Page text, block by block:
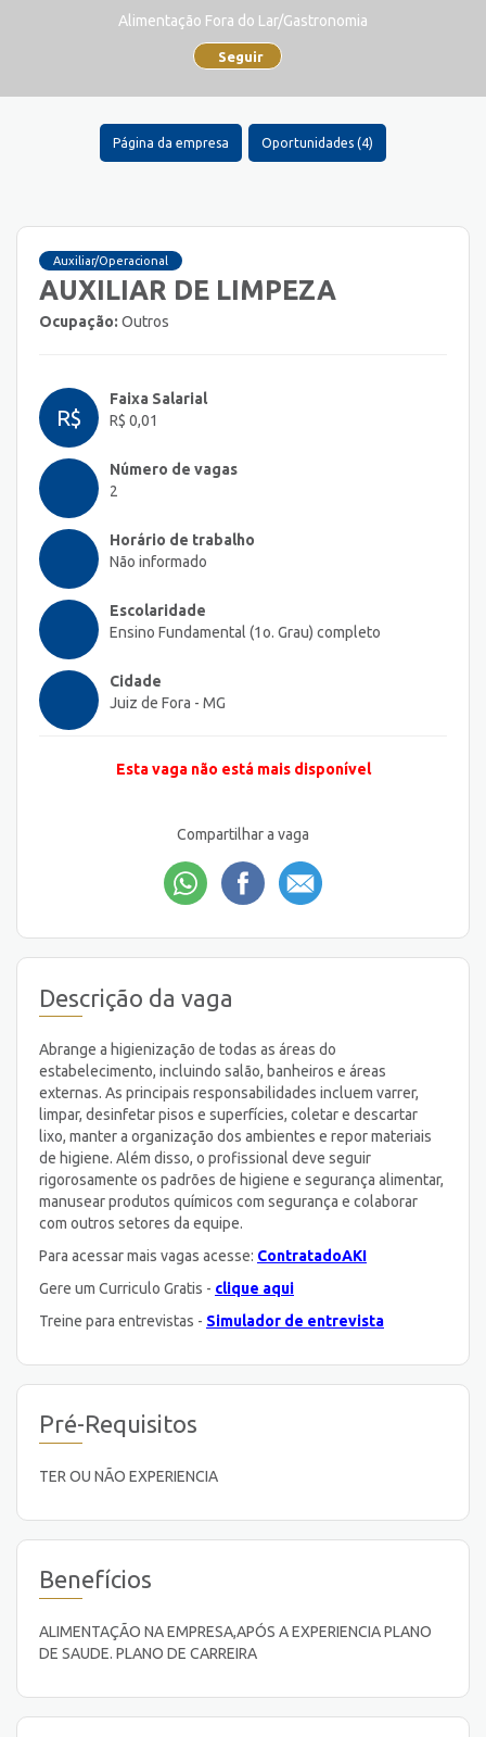
Alimentação Fora do Lar/Gastronomia
Seguir
Página da empresa Oportunidades (4)
Auxiliar/Operacional
AUXILIAR DE LIMPEZA
Ocupação: Outros
R$
Faixa Salarial
R$ 0,01
Número de vagas
2
Horário de trabalho
Não informado
Escolaridade
Ensino Fundamental (1o. Grau) completo
Cidade
Juiz de Fora - MG
Esta vaga não está mais disponível
Compartilhar a vaga
Descrição da vaga
Abrange a higienização de todas as áreas do
estabelecimento, incluindo salão, banheiros e áreas
externas. As principais responsabilidades incluem varrer,
limpar, desinfetar pisos e superfícies, coletar e descartar
lixo, manter a organização dos ambientes e repor materiais
de higiene. Além disso, o profissional deve seguir
rigorosamente os padrões de higiene e segurança alimentar,
manusear produtos químicos com segurança e colaborar
com outros setores da equipe.
Para acessar mais vagas acesse: ContratadoAKI
Gere um Curriculo Gratis - clique aqui
Treine para entrevistas - Simulador de entrevista
Pré-Requisitos
TER OU NÃO EXPERIENCIA
Benefícios
ALIMENTAÇÃO NA EMPRESA,APÓS A EXPERIENCIA PLANO
DE SAUDE. PLANO DE CARREIRA